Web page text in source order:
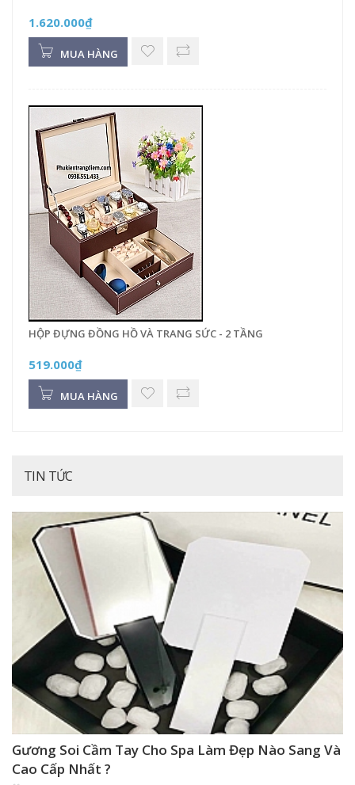
1.620.000₫
MUA HÀNG
HỘP ĐỰNG ĐỒNG HỒ VÀ TRANG SỨC - 2 TẦNG
519.000₫
MUA HÀNG
TIN TỨC
Gương Soi Cầm Tay Cho Spa Làm Đẹp Nào Sang Và
Cao Cấp Nhất ?